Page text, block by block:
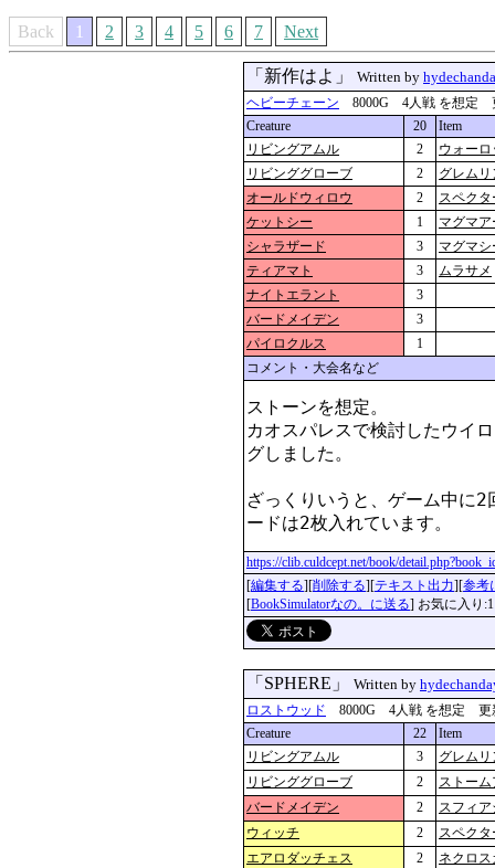
Back 1 2 3 4 5 6 7 Next
「新作はよ」 Written by
ヘビーチェーン 8000G 4人戦 を想定 更
Creature
20
Item
リビングアムル
2
ウォー
リビンググローブ
2
グレム
オールドウィロウ
2
スペク
ケットシー
1
マグマ
シャラザード
3
マグマ
ティアマト
3
ムラサメ
ナイトエラント
3
バードメイデン
3
パイロクルス
1
コメント・大会名など
ストーンを想定。
カオスパレスで検討したウイ
グしました。
ざっくりいうと、ゲーム中に
https://clib.culdcept.net/book/
[編集する][削除する][テキスト出力][参考
[BookSimulatorなの。に送る] お気に入り:1
「SPHERE」 Written by
ロストウッド 8000G 4人戦 を想定 更新
Creature
22
Item
リビングアムル
3
グレム
リビンググローブ
2
ストー
バードメイデン
2
スフィ
ウィッチ
2
スペク
エアロダッチェス
2
ネクロ